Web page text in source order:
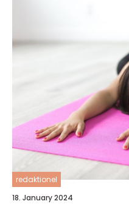
redaktionel
18. January 2024